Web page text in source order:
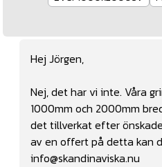
Hej Jörgen,
Nej, det har vi inte. Våra
1000mm och 2000mm
det tillverkat efter
av en offert på detta kan
info@skandinaviska.nu